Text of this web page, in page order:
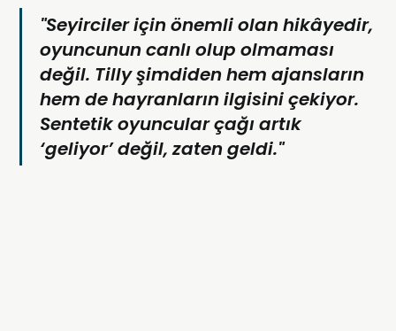
"Seyirciler için önemli olan hikâyedir,
oyuncunun canlı olup olmaması
değil. Tilly şimdiden hem ajansların
hem de hayranların ilgisini çekiyor.
Sentetik oyuncular çağı artık
‘geliyor’ değil, zaten geldi."